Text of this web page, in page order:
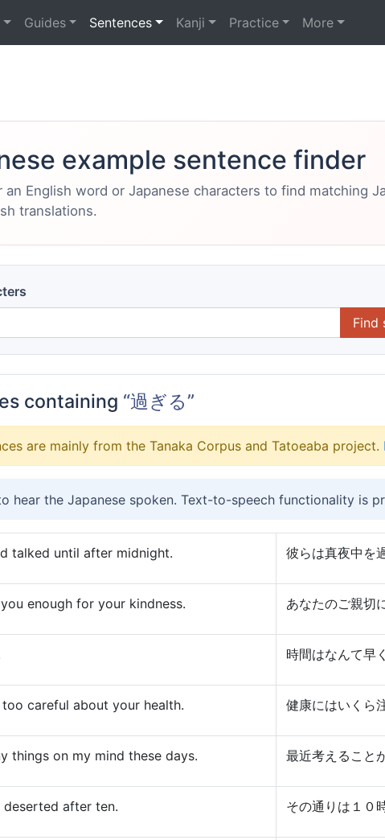
Guides Sentences Kanji Practice More
example sentence finder
an English word or Japanese characters to find matching
translations.
Find
containing “過ぎる”
are mainly from the Tanaka Corpus and Tatoeaba project.
hear the Japanese spoken. Text-to-speech functionality is
talked until after midnight. 彼らは真夜中を
enough for your kindness. あなたのご親切
時間はなんて早
careful about your health. 健康にはいくら
things on my mind these days. 最近考えること
deserted after ten. その通りは１０